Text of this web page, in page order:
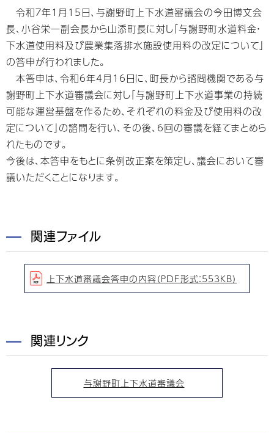
令和７年1月15日、与謝野町上下水道審議会の今田博文会
長、小谷栄一副会長から山添町長に対し「与謝野町水道料金・
下水道使用料及び農業集落排水施設使用料の改定について」
の答申が行われました。
本答申は、令和6年4月16日に、町長から諮問機関である与
謝野町上下水道審議会に対し「与謝野町上下水道事業の持続
可能な運営基盤を作るため、それぞれの料金及び使用料の改
定について」の諮問を行い、その後、6回の審議を経てまとめら
れたものです。
今後は、本答申をもとに条例改正案を策定し、議会において審
議いただくことになります。
関連ファイル
上下水道審議会答申の内容（PDF形式：553KB）
関連リンク
与謝野町上下水道審議会